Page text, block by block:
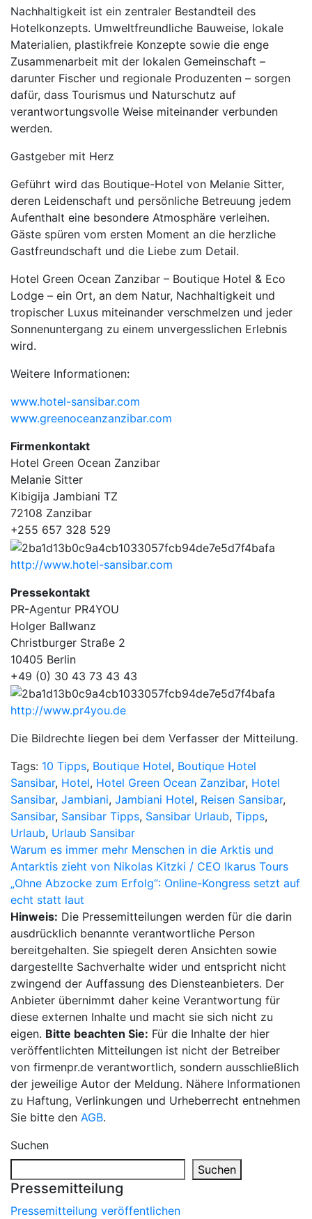
Nachhaltigkeit ist ein zentraler Bestandteil des
Hotelkonzepts. Umweltfreundliche Bauweise, lokale
Materialien, plastikfreie Konzepte sowie die enge
Zusammenarbeit mit der lokalen Gemeinschaft –
darunter Fischer und regionale Produzenten – sorgen
dafür, dass Tourismus und Naturschutz auf
verantwortungsvolle Weise miteinander verbunden
werden.
Gastgeber mit Herz
Geführt wird das Boutique-Hotel von Melanie Sitter,
deren Leidenschaft und persönliche Betreuung jedem
Aufenthalt eine besondere Atmosphäre verleihen.
Gäste spüren vom ersten Moment an die herzliche
Gastfreundschaft und die Liebe zum Detail.
Hotel Green Ocean Zanzibar – Boutique Hotel & Eco
Lodge – ein Ort, an dem Natur, Nachhaltigkeit und
tropischer Luxus miteinander verschmelzen und jeder
Sonnenuntergang zu einem unvergesslichen Erlebnis
wird.
Weitere Informationen:
www.hotel-sansibar.com
www.greenoceanzanzibar.com
Firmenkontakt
Hotel Green Ocean Zanzibar
Melanie Sitter
Kibigija Jambiani TZ
72108 Zanzibar
+255 657 328 529
http://www.hotel-sansibar.com
Pressekontakt
PR-Agentur PR4YOU
Holger Ballwanz
Christburger Straße 2
10405 Berlin
+49 (0) 30 43 73 43 43
http://www.pr4you.de
Die Bildrechte liegen bei dem Verfasser der Mitteilung.
Tags: 10 Tipps, Boutique Hotel, Boutique Hotel
Sansibar, Hotel, Hotel Green Ocean Zanzibar, Hotel
Sansibar, Jambiani, Jambiani Hotel, Reisen Sansibar,
Sansibar, Sansibar Tipps, Sansibar Urlaub, Tipps,
Urlaub, Urlaub Sansibar
Beitragsnavigation
Warum es immer mehr Menschen in die Arktis und
Antarktis zieht von Nikolas Kitzki / CEO Ikarus Tours
„Ohne Abzocke zum Erfolg“: Online-Kongress setzt auf
echt statt laut
Hinweis: Die Pressemitteilungen werden für die darin
ausdrücklich benannte verantwortliche Person
bereitgehalten. Sie spiegelt deren Ansichten sowie
dargestellte Sachverhalte wider und entspricht nicht
zwingend der Auffassung des Diensteanbieters. Der
Anbieter übernimmt daher keine Verantwortung für
diese externen Inhalte und macht sie sich nicht zu
eigen. Bitte beachten Sie: Für die Inhalte der hier
veröffentlichten Mitteilungen ist nicht der Betreiber
von firmenpr.de verantwortlich, sondern ausschließlich
der jeweilige Autor der Meldung. Nähere Informationen
zu Haftung, Verlinkungen und Urheberrecht entnehmen
Sie bitte den AGB.
Suchen
Suchen
Pressemitteilung
Pressemitteilung veröffentlichen